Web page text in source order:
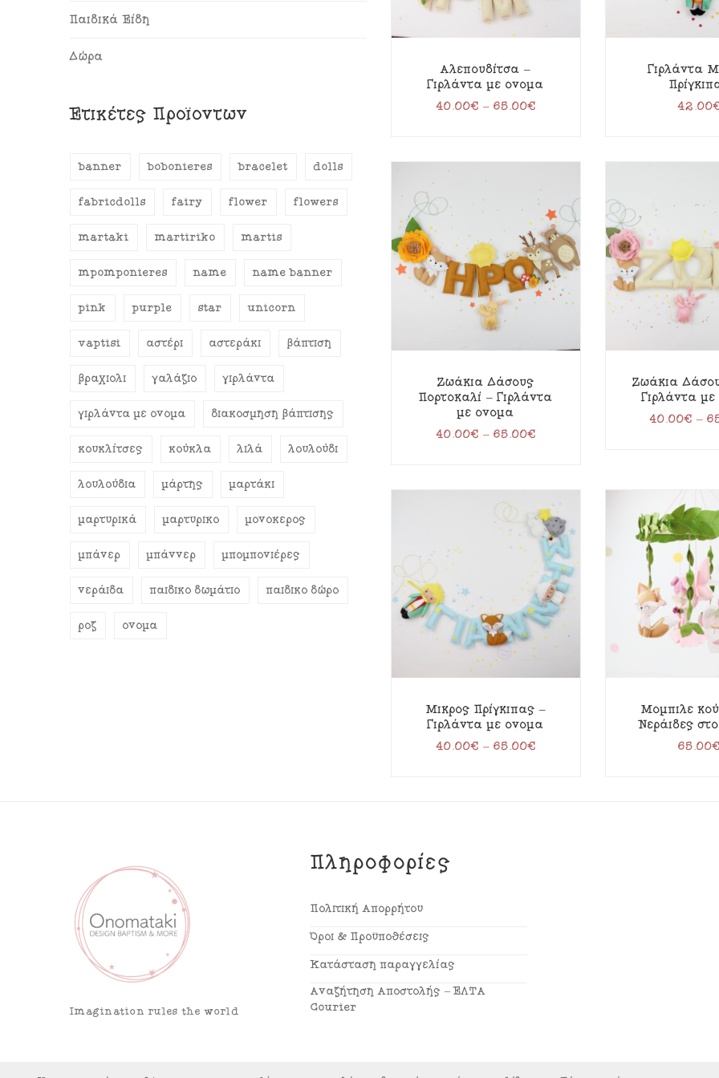
Παιδικά Είδη
Δώρα
Ετικέτες Προϊόντων
banner bobonieres bracelet dolls
fabricdolls fairy flower flowers
martaki martiriko martis
mpomponieres name name banner
pink purple star unicorn
vaptisi αστέρι αστεράκι βάπτιση
βραχιόλι γαλάζιο γιρλάντα
γιρλάντα με όνομα διακόσμηση βάπτισης
κουκλίτσες κούκλα λιλά λουλούδι
λουλούδια μάρτης μαρτάκι
μαρτυρικά μαρτυρικό μονόκερος
μπάνερ μπάννερ μπομπονιέρες
νεράιδα παιδικό δωμάτιο παιδικό δώρο
ροζ όνομα
Αλεπουδίτσα –
Γιρλάντα με όνομα
40.00€ – 65.00€
Γιρλάντα
42.00
Ζωάκια Δάσους
Πορτοκαλί – Γιρλάντα
με όνομα
40.00€ – 65.00€
Ζωάκια
Γιρλάντα
40.00€ –
Μικρός Πρίγκιπας –
Γιρλάντα με όνομα
40.00€ – 65.00€
Μόμπιλε
Νεράιδες
65.00
Imagination rules the world
Πληροφορίες
Πολιτική Απορρήτου
Όροι & Προϋποθέσεις
Κατάσταση παραγγελίας
Αναζήτηση Αποστολής – ΕΛΤΑ
Courier